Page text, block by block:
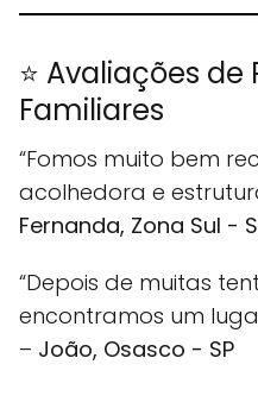
⭐ Avaliações
Familiares
“Fomos muito bem
acolhedora e
Fernanda, Zona Sul -
“Depois de muitas
encontramos um
– João, Osasco - SP